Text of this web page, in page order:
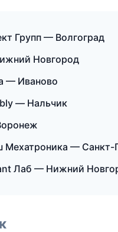
Групп — Волгоград
Новгород
— Иваново
— Нальчик
Мехатроника — Санкт-
Лаб — Нижний